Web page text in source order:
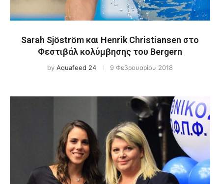
Sarah Sjöström και Henrik Christiansen στο
Φεστιβάλ κολύμβησης του Bergern
by Aquafeed 24 9 Φεβρουαρίου 2018